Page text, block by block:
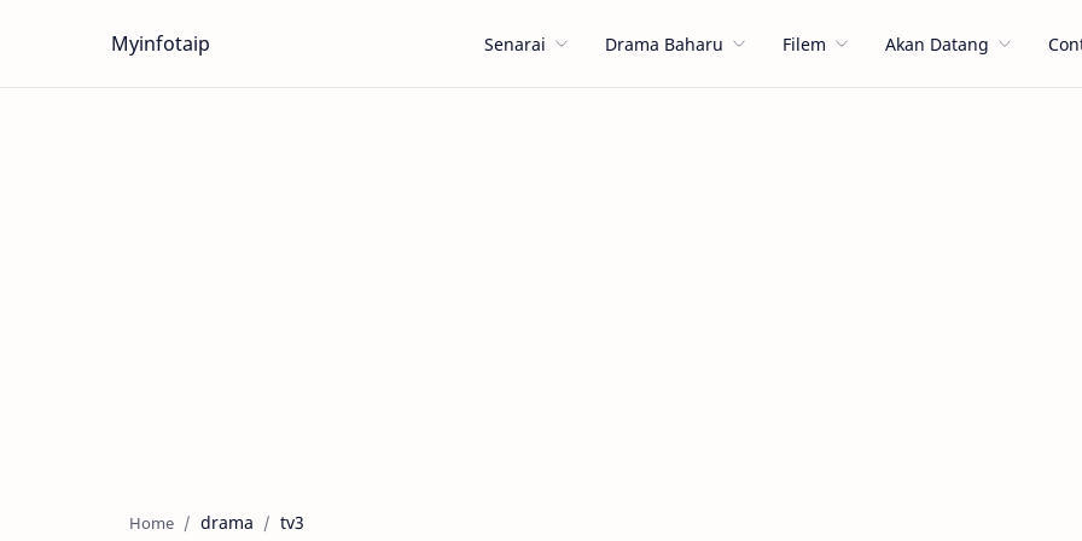
Myinfotaip Senarai Drama Baharu Filem Akan Datang
Home drama tv3